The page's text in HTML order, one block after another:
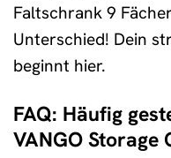
Faltschrank 9
Unterschied! Dein
beginnt hier.
FAQ: Häufig
VANGO Storage